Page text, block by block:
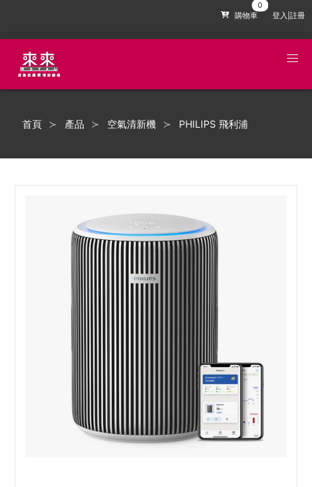
購物車 登入|註冊
首頁 產品 空氣清新機 PHILIPS 飛利浦